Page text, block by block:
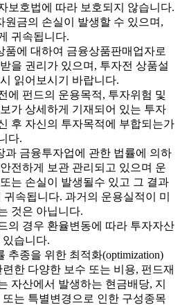
보호법에 따라 보호되지 않습니다.
원금의 손실이 발생할 수 있으며,
귀속됩니다.
품에 대하여 금융상품판매업자로
을 권리가 있으며, 투자전 상품설
읽어보시기 바랍니다.
에 펀드의 운용목적, 투자위험 및
가 상세하게 기재되어 있는 투자
후 자신의 투자목적에 부합되는가
다.
과 금융투자업에 관한 법률에 의하
전하게 보관 관리되고 있으며 운
는 손실이 발생될수 있고 그 결과
속됩니다. 과거의 운용실적이 미
것은 아닙니다.
의 경우 환율변동에 따라 투자자산
습니다.
추종을 위한 최적화(optimization)
한 다양한 보수 또는 비용, 펀드재
자산에서 발생하는 현금배당, 지
는 특별변경으로 인한 구성종목